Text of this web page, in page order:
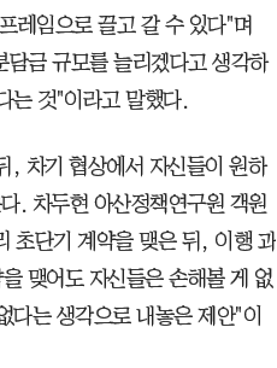
레임으로 끌고 갈 수 있다"며
금 규모를 늘리겠다고 생각하
는 것"이라고 말했다.
, 차기 협상에서 자신들이 원하
. 차두현 아산정책연구원 객원
초단기 계약을 맺은 뒤, 이행 과
맺어도 자신들은 손해볼 게 없
다는 생각으로 내놓은 제안"이